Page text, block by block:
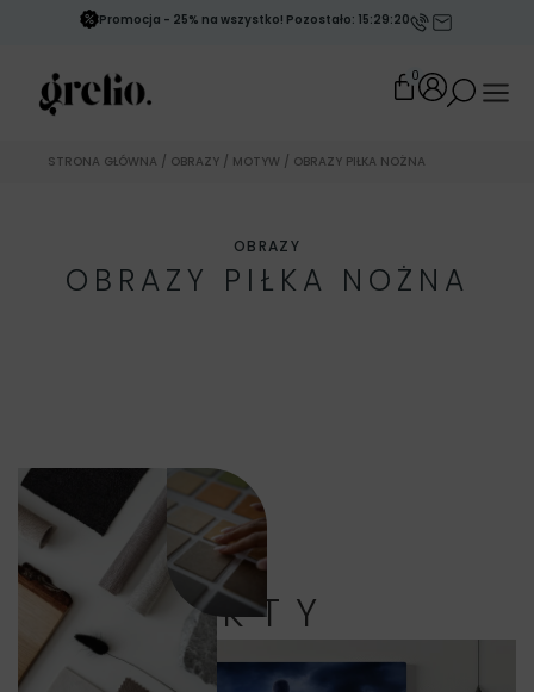
Promocja - 25% na wszystko! Pozostało: 15:29:20
0
STRONA GŁÓWNA / OBRAZY / MOTYW / OBRAZY PIŁKA NOŻNA
OBRAZY
OBRAZY PIŁKA NOŻNA
PRODUKTY